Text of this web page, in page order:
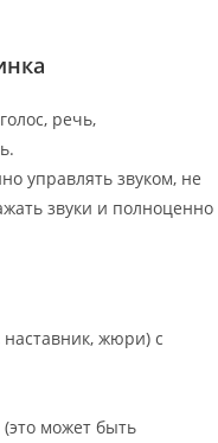
речь,
управлять звуком, не
звуки и полноценно
жюри) с
может быть